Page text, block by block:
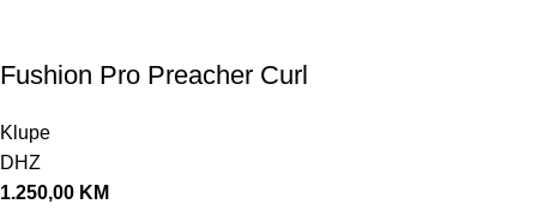
Fushion Pro Preacher Curl
Klupe
DHZ
1.250,00 KM